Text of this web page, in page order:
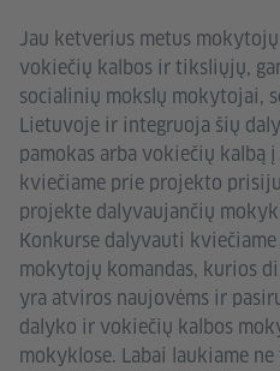
Jau ketverius metus
vokiečių kalbos ir tiksliųjų,
socialinių mokslų mokytojai,
Lietuvoje ir integruoja šių
pamokas arba vokiečių kalbą
kviečiame prie projekto
projekte dalyvaujančių
Konkurse dalyvauti
mokytojų komandas, kurios
yra atviros naujovėms ir
dalyko ir vokiečių kalbos
mokyklose. Labai laukiame